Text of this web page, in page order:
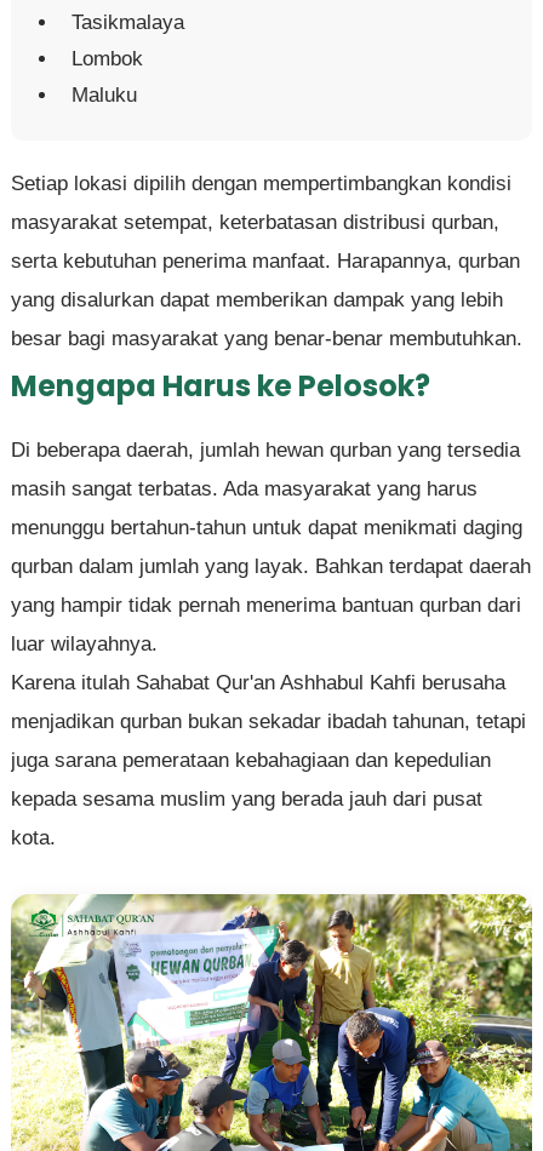
Tasikmalaya
Lombok
Maluku
Setiap lokasi dipilih dengan mempertimbangkan kondisi
masyarakat setempat, keterbatasan distribusi qurban,
serta kebutuhan penerima manfaat. Harapannya, qurban
yang disalurkan dapat memberikan dampak yang lebih
besar bagi masyarakat yang benar-benar membutuhkan.
Mengapa Harus ke Pelosok?
Di beberapa daerah, jumlah hewan qurban yang tersedia
masih sangat terbatas. Ada masyarakat yang harus
menunggu bertahun-tahun untuk dapat menikmati daging
qurban dalam jumlah yang layak. Bahkan terdapat daerah
yang hampir tidak pernah menerima bantuan qurban dari
luar wilayahnya.
Karena itulah Sahabat Qur'an Ashhabul Kahfi berusaha
menjadikan qurban bukan sekadar ibadah tahunan, tetapi
juga sarana pemerataan kebahagiaan dan kepedulian
kepada sesama muslim yang berada jauh dari pusat
kota.